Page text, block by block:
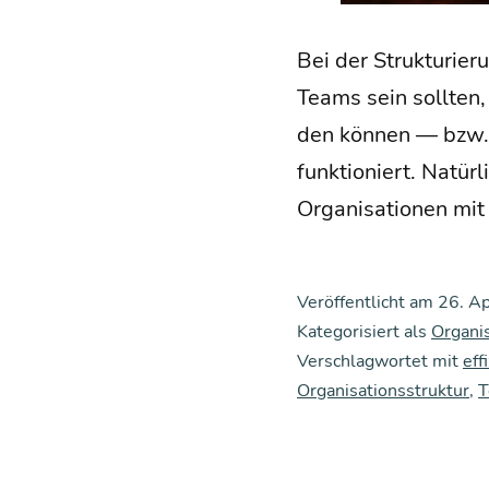
Bei der
Teams sein
den kön­nen —
funk­tio­niert.
Orga­ni­sa­tio­nen
Veröffentlicht am 26.
Kategorisiert als
Verschlagwortet mit
Organisationsstruktur,